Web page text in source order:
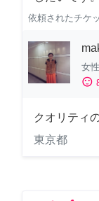
依頼されたチケ
女性
sentiment_satisfied
クオリティ
東京都